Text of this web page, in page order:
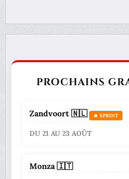
PROCHAINS
Zandvoort 🇳🇱 🔥 SPRINT
DU 21 AU 23 AOÛT
Monza 🇮🇹